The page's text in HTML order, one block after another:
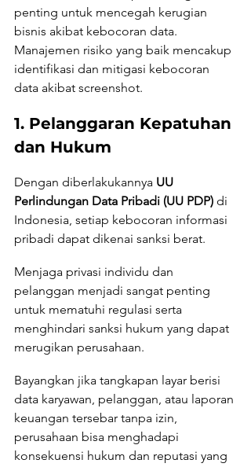
penting untuk mencegah kerugian
bisnis akibat kebocoran data.
Manajemen risiko yang baik mencakup
identifikasi dan mitigasi kebocoran
data akibat screenshot.
1. Pelanggaran Kepatuhan
dan Hukum
Dengan diberlakukannya UU
Perlindungan Data Pribadi (UU PDP) di
Indonesia, setiap kebocoran informasi
pribadi dapat dikenai sanksi berat.
Menjaga privasi individu dan
pelanggan menjadi sangat penting
untuk mematuhi regulasi serta
menghindari sanksi hukum yang dapat
merugikan perusahaan.
Bayangkan jika tangkapan layar berisi
data karyawan, pelanggan, atau laporan
keuangan tersebar tanpa izin,
perusahaan bisa menghadapi
konsekuensi hukum dan reputasi yang